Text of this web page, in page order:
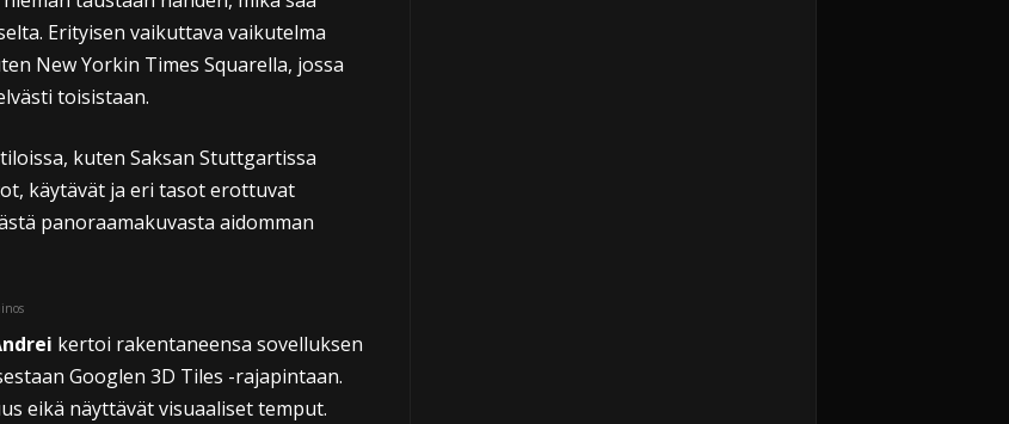
Erityisen vaikuttava vaikutelma
New Yorkin Times Squarella, jossa
toisistaan.
kuten Saksan Stuttgartissa
käytävät ja eri tasot erottuvat
panoraamakuvasta aidomman
kertoi rakentaneensa sovelluksen
Googlen 3D Tiles -rajapintaan.
eikä näyttävät visuaaliset temput.